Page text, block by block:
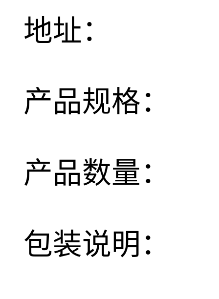
地址：
产品规格：
产品数量：
包装说明：